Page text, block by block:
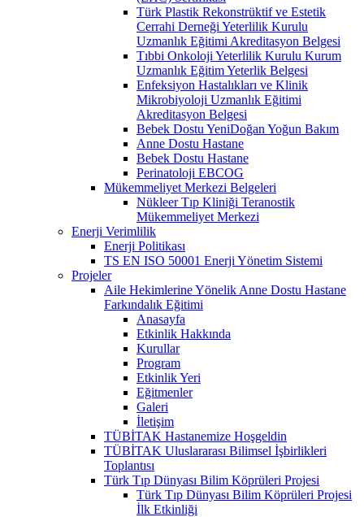
Türk Plastik Rekonstrüktif ve Estetik
Cerrahi Derneği Yeterlilik Kurulu
Uzmanlık Eğitimi Akreditasyon Belgesi
Tıbbi Onkoloji Yeterlilik Kurulu Kurum
Uzmanlık Eğitim Yeterlik Belgesi
Enfeksiyon Hastalıkları ve Klinik
Mikrobiyoloji Uzmanlık Eğitimi
Akreditasyon Belgesi
Bebek Dostu YeniDoğan Yoğun Bakım
Anne Dostu Hastane
Bebek Dostu Hastane
Perinatoloji EBCOG
Mükemmeliyet Merkezi Belgeleri
Nükleer Tıp Kliniği Teranostik
Mükemmeliyet Merkezi
Enerji Verimlilik
Enerji Politikası
TS EN ISO 50001 Enerji Yönetim Sistemi
Projeler
Aile Hekimlerine Yönelik Anne Dostu Hastane
Farkındalık Eğitimi
Anasayfa
Etkinlik Hakkında
Kurullar
Program
Etkinlik Yeri
Eğitmenler
Galeri
İletişim
TÜBİTAK Hastanemize Hoşgeldin
TÜBİTAK Uluslararası Bilimsel İşbirlikleri
Toplantısı
Türk Tıp Dünyası Bilim Köprüleri Projesi
Türk Tıp Dünyası Bilim Köprüleri Projesi
İlk Etkinliği